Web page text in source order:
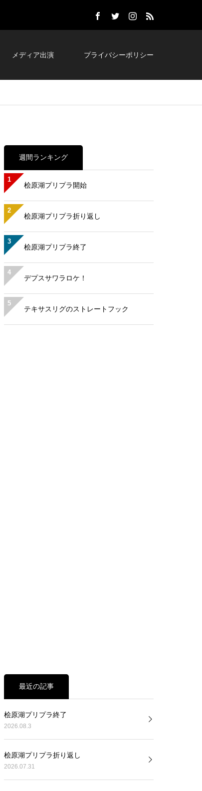
メディア出演 プライバシーポリシー
週間ランキング
1
桧原湖プリプラ開始
2
桧原湖プリプラ折り返し
3
桧原湖プリプラ終了
4
デプスサワラロケ！
5
テキサスリグのストレートフック
最近の記事
桧原湖プリプラ終了
2026.08.3
桧原湖プリプラ折り返し
2026.07.31